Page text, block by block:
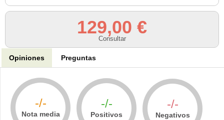
129,00 €
Consultar
Opiniones Preguntas
-/-
Nota media
-/-
Positivos
-/-
Negativos